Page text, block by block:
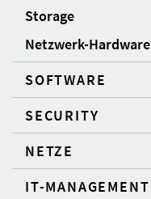
Storage
Netzwerk-Hardware
SOFTWARE
SECURITY
NETZE
IT-MANAGEMENT